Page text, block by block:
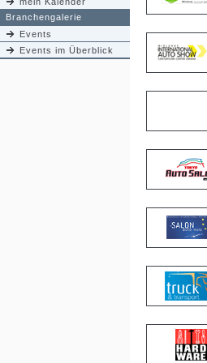
Branchengalerie
Events
Events im Überblick